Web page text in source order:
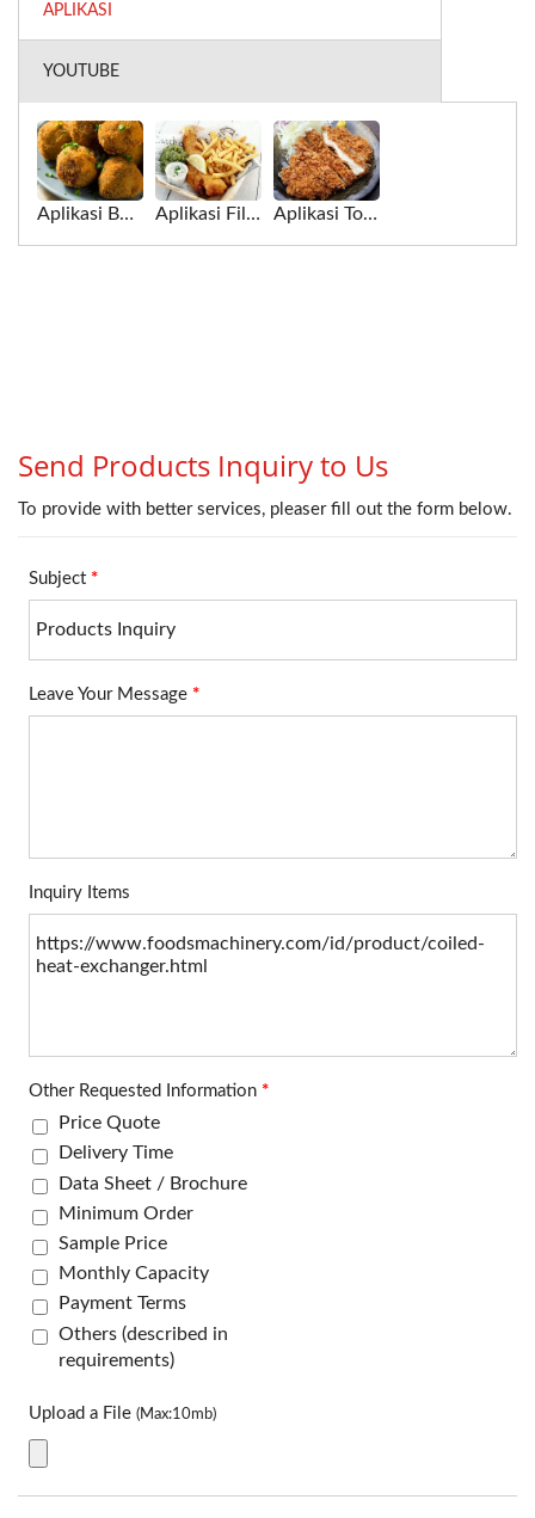
APLIKASI
YOUTUBE
Aplikasi Bola Goreng untuk Penukar Panas Gulung Aplikasi Fillet Ikan Goreng untuk Penukar Panas Gulung Aplikasi Tonkatsu untuk Penukar Panas Gulung